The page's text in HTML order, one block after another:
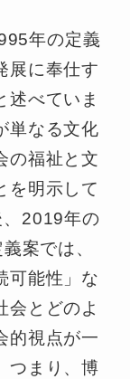
年の定義
展に奉仕す
述べていま
単なる文化
の福祉と文
を明示して
2019年の
案では、
可能性」な
会とどのよ
的視点が一
つまり、博